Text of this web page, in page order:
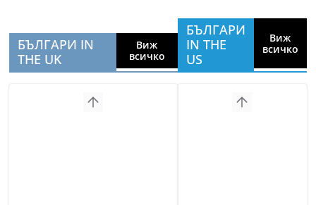
БЪЛГАРИ IN
THE UK
Виж
всичко
БЪЛГАРИ
IN THE
US
Виж
всичко